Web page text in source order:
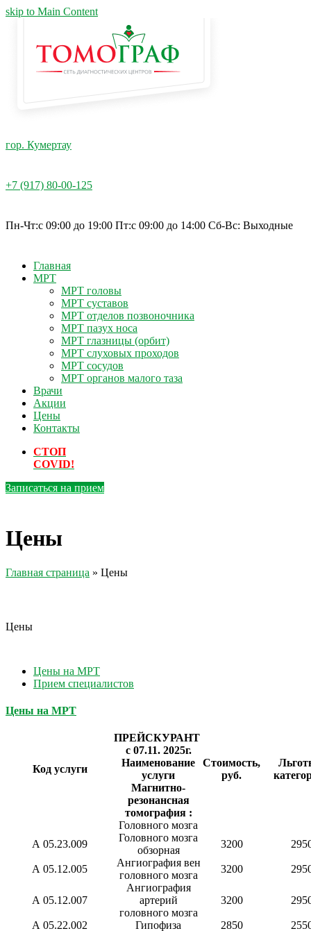
skip to Main Content
гор. Кумертау
+7 (917) 80-00-125
Пн-Чт:c 09:00 до 19:00 Пт:с 09:00 до 14:00 Cб-Вс: Выходные
Главная
МРТ
МРТ головы
МРТ суставов
МРТ отделов позвоночника
МРТ пазух носа
МРТ глазницы (орбит)
МРТ слуховых проходов
МРТ сосудов
МРТ органов малого таза
Врачи
Акции
Цены
Контакты
СТОП
COVID!
Записаться на прием
Цены
Главная страница » Цены
Цены
Цены на МРТ
Прием специалистов
Цены на МРТ
ПРЕЙСКУРАНТ
с 07.11. 2025г.
Код услуги
Наименование
услуги
Стоимость,
руб.
Магнитно-
резонансная
томография :
Головного мозга
А 05.23.009
Головного мозга
обзорная
3200
А 05.12.005
Ангиография вен
головного мозга
3200
А 05.12.007
Ангиография
артерий
головного мозга
3200
А 05.22.002 Гипофиза 2850